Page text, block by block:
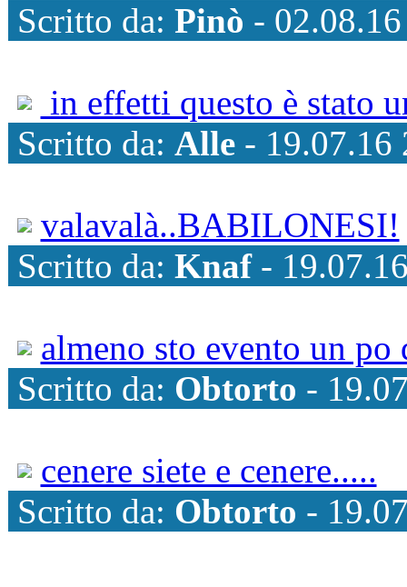
Scritto da: Pinò -
in effetti questo è stato
Scritto da: Alle- 19.07.16
valavalà..BABILONESI!
Scritto da: Knaf-
almeno sto evento un po
Scritto da: Obtorto -
cenere siete e cenere.....
Scritto da: Obtorto -